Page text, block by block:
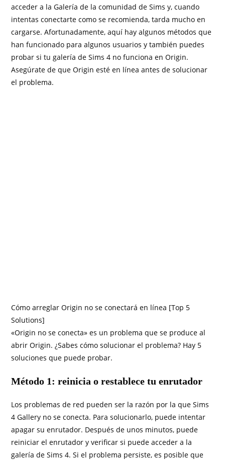
acceder a la Galería de la comunidad de Sims y, cuando
intentas conectarte como se recomienda, tarda mucho en
cargarse. Afortunadamente, aquí hay algunos métodos que
han funcionado para algunos usuarios y también puedes
probar si tu galería de Sims 4 no funciona en Origin.
Asegúrate de que Origin esté en línea antes de solucionar
el problema.
Cómo arreglar Origin no se conectará en línea [Top 5
Solutions]
«Origin no se conecta» es un problema que se produce al
abrir Origin. ¿Sabes cómo solucionar el problema? Hay 5
soluciones que puede probar.
Método 1: reinicia o restablece tu enrutador
Los problemas de red pueden ser la razón por la que Sims
4 Gallery no se conecta. Para solucionarlo, puede intentar
apagar su enrutador. Después de unos minutos, puede
reiniciar el enrutador y verificar si puede acceder a la
galería de Sims 4. Si el problema persiste, es posible que